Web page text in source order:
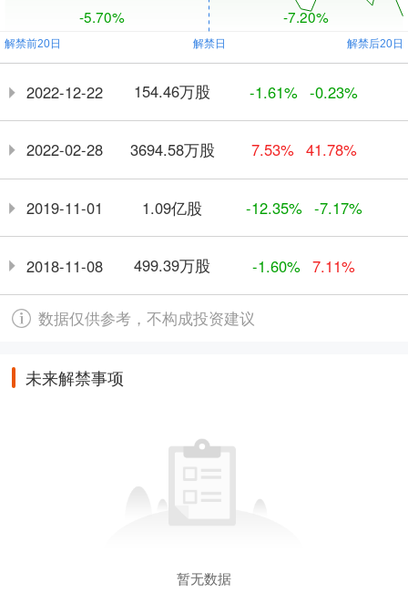
-5.70% -7.20%
2022-12-22 154.46万股 -1.61% -0.23%
2022-02-28 3694.58万股 7.53% 41.78%
2019-11-01 1.09亿股 -12.35% -7.17%
2018-11-08 499.39万股 -1.60% 7.11%
数据仅供参考，不构成投资建议
未来解禁事项
暂无数据